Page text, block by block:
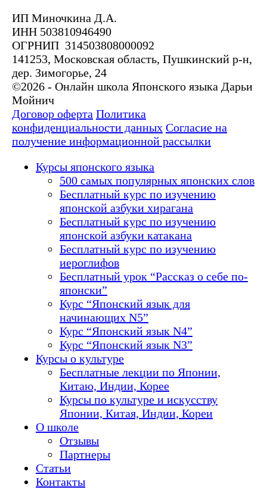
ИП Миночкина Д.А.
ИНН 503810946490
ОГРНИП 314503808000092
141253, Московская область, Пушкинский р-н,
дер. Зимогорье, 24
©2026 - Онлайн школа Японского языка Дарьи
Мойнич
Договор оферта Политика
конфиденциальности данных Согласие на
получение информационной рассылки
Курсы японского языка
500 самых популярных японских слов
Бесплатный курс по изучению
японской азбуки хирагана
Бесплатный курс по изучению
японской азбуки катакана
Бесплатный курс по изучению
иероглифов
Бесплатный урок “Рассказ о себе по-
японски”
Курс “Японский язык для
начинающих N5”
Курс “Японский язык N4”
Курс “Японский язык N3”
Курсы о культуре
Бесплатные лекции по Японии,
Китаю, Индии, Корее
Курсы по культуре и искусству
Японии, Китая, Индии, Кореи
О школе
Отзывы
Партнеры
Статьи
Контакты